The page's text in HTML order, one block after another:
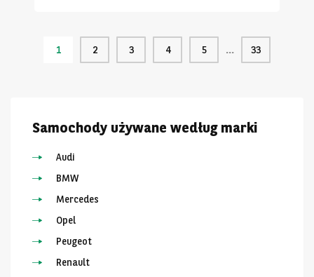
1 2 3 4 5 33
Samochody używane według marki
Audi
BMW
Mercedes
Opel
Peugeot
Renault